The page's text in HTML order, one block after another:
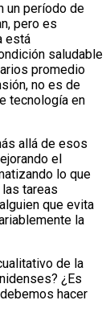
un período de
pero es
está
saludable
promedio
no es de
tecnología en
allá de esos
el
lo que
tareas
que evita
la
de la
¿Es
hacer